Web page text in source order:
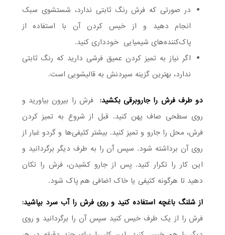
در صورتی که فرش رنگ ثابتی ندارد، شستشوی سبک
انجام دهید و از خیس کردن آن با استفاده از
پاک‌کننده‌های شیمیایی خودداری کنید.
اگر نیاز به تمیز کردن عمیق فرشی دارید که رنگ ثابتی
ندارد، بهترین گزینه سپردنش به قالیشویی‌ است.
دو طرف فرش را جاروبرقی بکشید: فرش را بیرون بیاورید و
روی سطحی صاف پهن کنید. قبل از شروع به تمیز کردن
فرش، محل را جارو و تمیز کنید. بیشتر کثیفی‌ها و گردو غبار از
روی آن برداشته شود. سپس آن را به طرف دیگر برگردانید و
این کار را تکرار کنید. پس از جارو کشیدن، فرش را تکان
دهید تا هرگونه کثیفی یا خاک اضافی هم پاک شود.
از شلنگ باغچه استفاده کنید و روی فرش را آب سرد بپاشید:
فرش را از یک طرف خیس کنید سپس آن را برگردانید و روی